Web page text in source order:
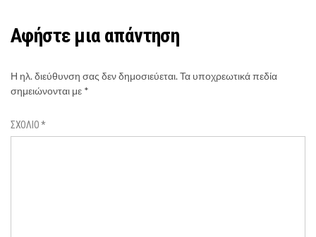
Αφήστε μια απάντηση
Η ηλ. διεύθυνση σας δεν δημοσιεύεται.Τα υποχρεωτικά πεδία
σημειώνονται με *
ΣΧΌΛΙΟ*